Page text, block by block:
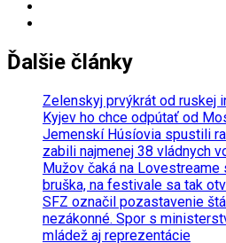
Ďalšie články
Zelenskyj prvýkrát od ruskej
Kyjev ho chce odpútať od
Jemenskí Húsíovia spustili
zabili najmenej 38 vládnych
Mužov čaká na
bruška, na festivale sa tak
SFZ označil pozastavenie
nezákonné. Spor s
mládež aj reprezentácie